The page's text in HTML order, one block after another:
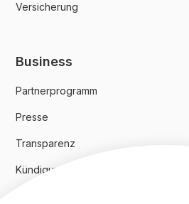
Versicherung
Business
Partnerprogramm
Presse
Transparenz
Kündigungsindex 2024